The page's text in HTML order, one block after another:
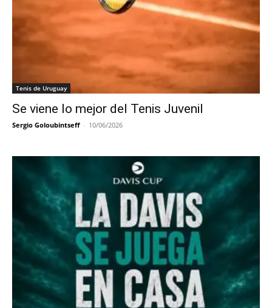
Tenis de Uruguay
Se viene lo mejor del Tenis Juvenil
Sergio Goloubintseff - 10/06/2026